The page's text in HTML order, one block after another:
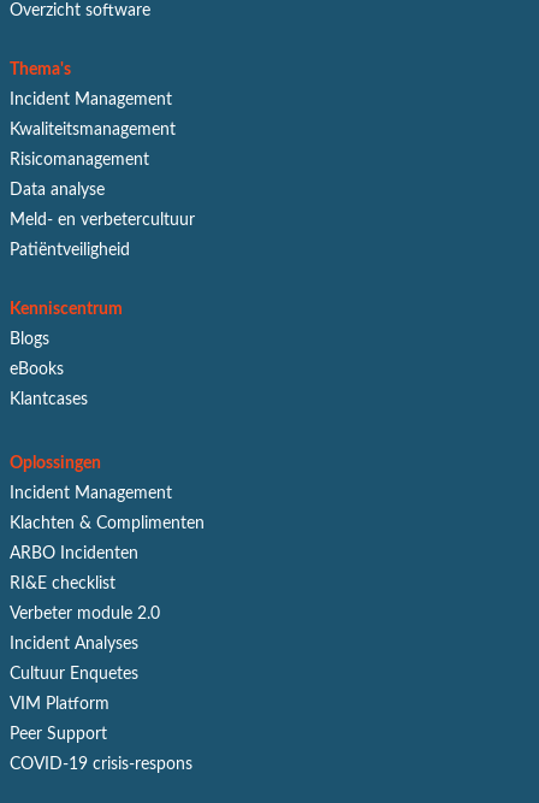
Overzicht software
Thema's
Incident Management
Kwaliteitsmanagement
Risicomanagement
Data analyse
Meld- en verbetercultuur
Patiëntveiligheid
Kenniscentrum
Blogs
eBooks
Klantcases
Oplossingen
Incident Management
Klachten & Complimenten
ARBO Incidenten
RI&E checklist
Verbeter module 2.0
Incident Analyses
Cultuur Enquetes
VIM Platform
Peer Support
COVID-19 crisis-respons